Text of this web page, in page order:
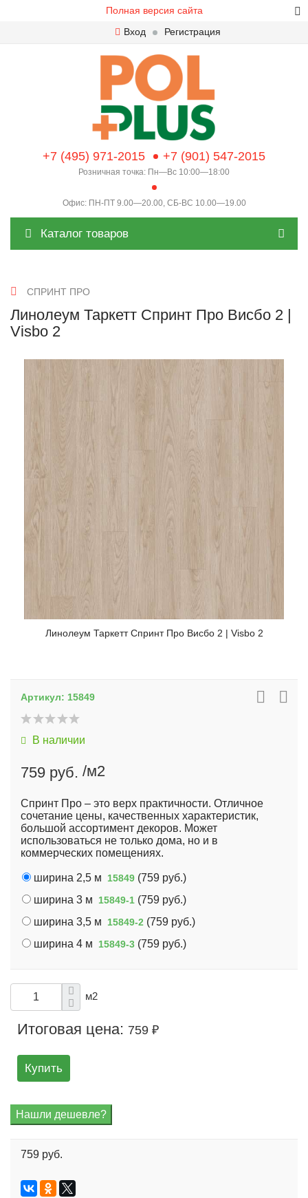
Полная версия сайта
Вход
Регистрация
+7 (495) 971-2015 +7 (901) 547-2015
Розничная точка: Пн—Вс 10:00—18:00
Офис: ПН-ПТ 9.00—20.00, СБ-ВС 10.00—19.00
Каталог товаров
СПРИНТ ПРО
Линолеум Таркетт Спринт Про Висбо 2 |
Visbo 2
Линолеум Таркетт Спринт Про Висбо 2 | Visbo 2
Артикул: 15849
В наличии
759 руб. /м2
Спринт Про – это верх практичности. Отличное
сочетание цены, качественных характеристик,
большой ассортимент декоров. Может
использоваться не только дома, но и в
коммерческих помещениях.
ширина 2,5 м 15849 (759 руб.)
ширина 3 м
15849-1 (759 руб.)
ширина 3,5 м
15849-2 (759 руб.)
ширина 4 м
15849-3 (759 руб.)
м2
Итоговая цена: 759 ₽
Купить
759 руб.